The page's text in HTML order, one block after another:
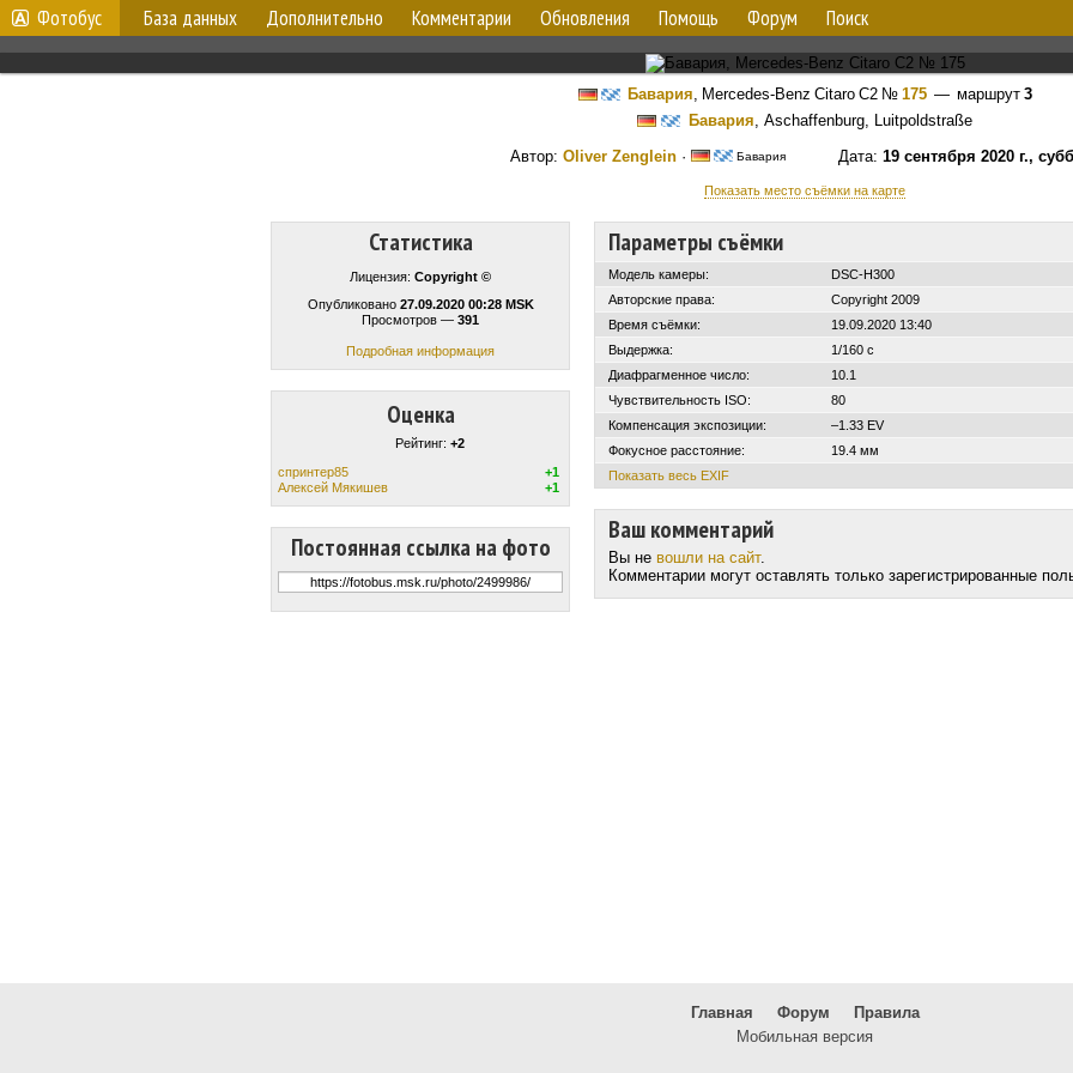
Фотобус База данных Дополнительно Комментарии Обновления Помощь Форум Поиск
Бавария, Mercedes-Benz Citaro C2№ 175 — маршрут 3
Бавария, Aschaffenburg, Luitpoldstraße
Автор: Oliver Zenglein · Бавария Дата: 19 сентября 2020 г.,
Показать место съёмки на карте
Статистика
Лицензия: Copyright ©
Опубликовано 27.09.2020 00:28 MSK
Просмотров — 391
Подробная информация
Оценка
Рейтинг: +2
спринтер85
+1
Алексей Мякишев
+1
Постоянная ссылка на фото
Параметры съёмки
Модель камеры:
DSC-H300
Авторские права:
Copyright 2009
Время съёмки:
19.09.2020 13:40
Выдержка:
1/160 с
Диафрагменное число:
10.1
Чувствительность ISO:
80
Компенсация экспозиции:
–1.33 EV
Фокусное расстояние:
19.4 мм
Показать весь EXIF
Ваш комментарий
Вы не вошли на сайт.
Комментарии могут оставлять только зарегистрированные
Главная Форум
Правила
Мобильная версия